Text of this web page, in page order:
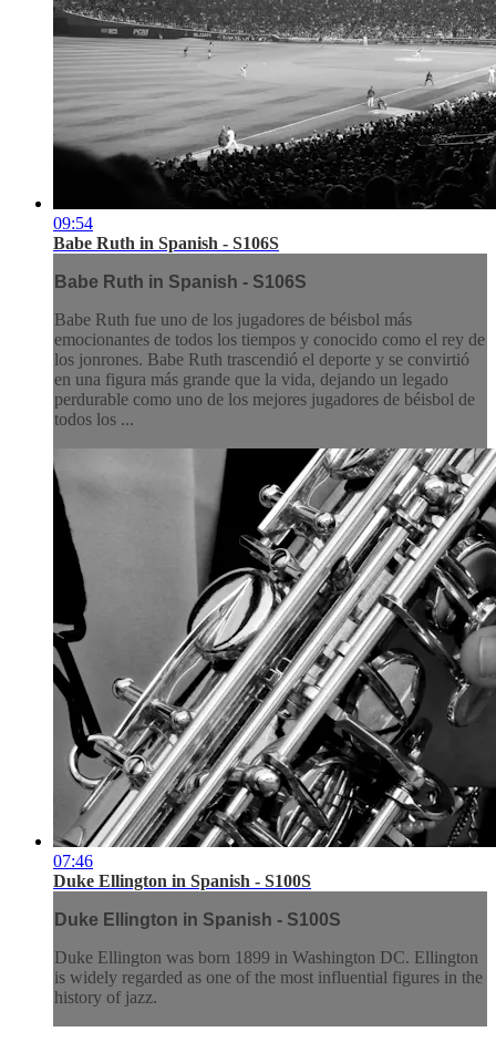
09:54
Babe Ruth in Spanish - S106S
Babe Ruth in Spanish - S106S
Babe Ruth fue uno de los jugadores de béisbol más
emocionantes de todos los tiempos y conocido como el rey de
los jonrones. Babe Ruth trascendió el deporte y se convirtió
en una figura más grande que la vida, dejando un legado
perdurable como uno de los mejores jugadores de béisbol de
todos los ...
07:46
Duke Ellington in Spanish - S100S
Duke Ellington in Spanish - S100S
Duke Ellington was born 1899 in Washington DC. Ellington
is widely regarded as one of the most influential figures in the
history of jazz.